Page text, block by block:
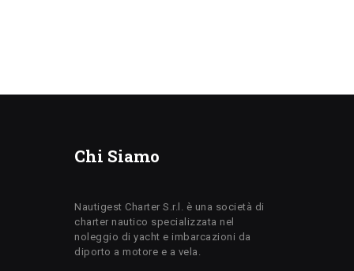
Chi Siamo
Nautigest Charter S.r.l. è una società di
charter nautico specializzata nel
noleggio di yacht e imbarcazioni da
diporto a motore e a vela.